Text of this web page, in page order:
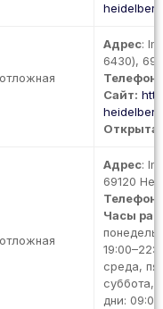
Адрес:
6430),
Телефон
Сайт:
Открыта
Адрес:
69120
Телефон:
Часы
среда,
суббота,
дни: